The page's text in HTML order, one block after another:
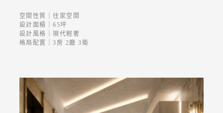
空間性質｜住家空間
設計面積｜65坪
設計風格｜現代輕奢
格局配置｜3房 2廳 3衛